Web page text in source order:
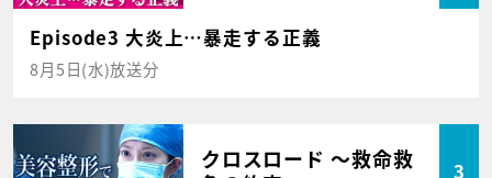
Episode3 大炎上…暴走する正義
8月5日(水)放送分
クロスロード ～救命救
3